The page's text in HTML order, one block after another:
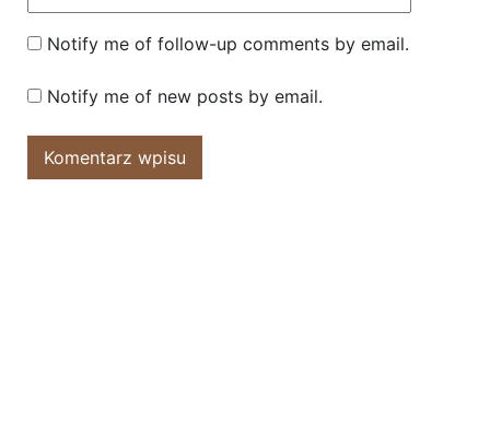
Notify me of follow-up comments by email.
Notify me of new posts by email.